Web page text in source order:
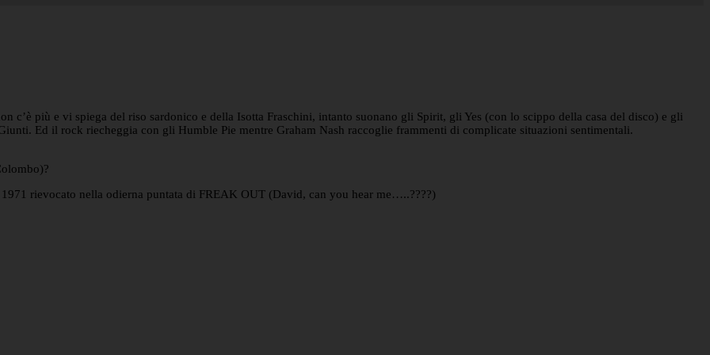
c’è più e vi spiega del riso sardonico e della Isotta Fraschini, intanto suonano gli Spirit, gli Yes (con lo scippo della casa del disco) e gli
Ed il rock riecheggia con gli Humble Pie mentre Graham Nash raccoglie frammenti di complicate situazioni sentimentali.
rievocato nella odierna puntata di FREAK OUT (David, can you hear me…..????)